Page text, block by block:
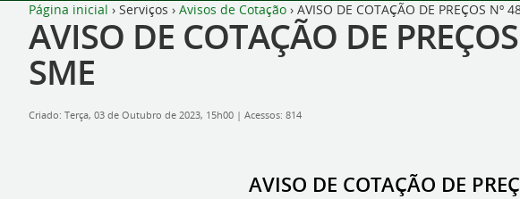
Página inicial › Serviços › Avisos de Cotação › AVISO DE COTAÇÃO DE PREÇOS
AVISO DE COTAÇÃO DE
SME
Criado: Terça, 03 de Outubro de 2023, 15h00 | Acessos: 814
AVISO DE COTAÇÃO DE